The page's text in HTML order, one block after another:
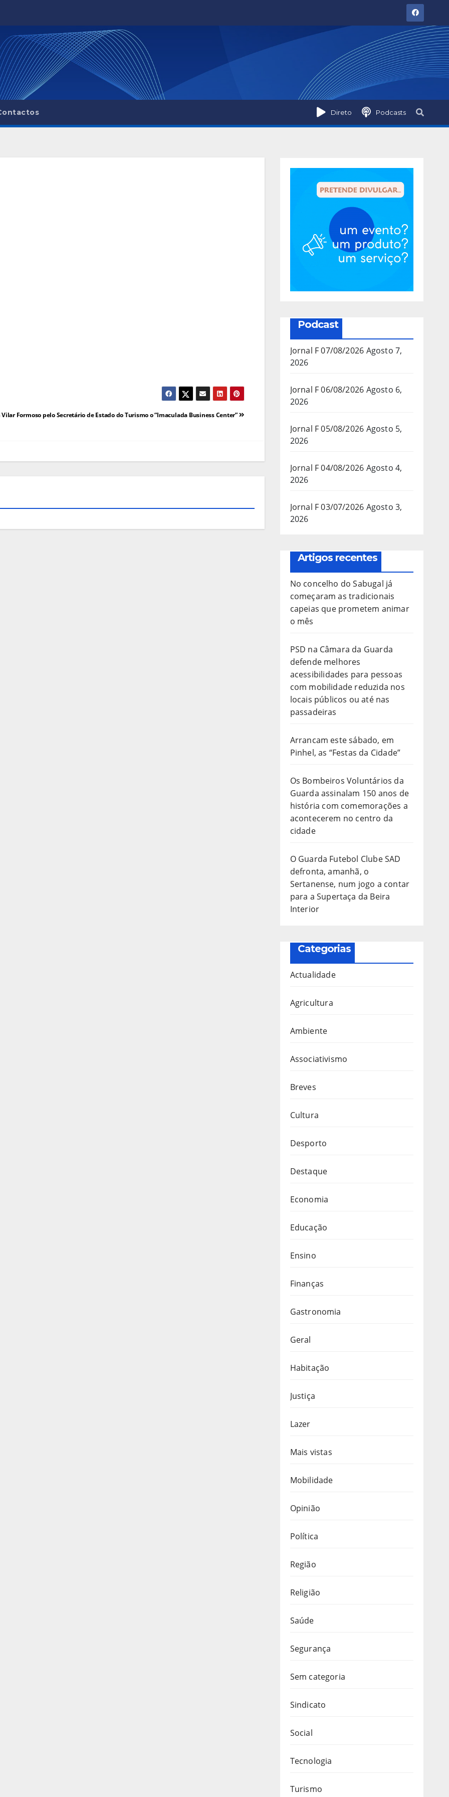
Direto Podcasts
Formoso pelo Secretário de Estado do Turismo o “Imaculada Business Center”
Podcast
Jornal F 07/08/2026 Agosto 7,
2026
Jornal F 06/08/2026 Agosto 6,
2026
Jornal F 05/08/2026 Agosto 5,
2026
Jornal F 04/08/2026 Agosto 4,
2026
Jornal F 03/07/2026 Agosto 3,
2026
Artigos recentes
No concelho do Sabugal já
começaram as tradicionais
capeias que prometem animar
o mês
PSD na Câmara da Guarda
defende melhores
acessibilidades para pessoas
com mobilidade reduzida nos
locais públicos ou até nas
passadeiras
Arrancam este sábado, em
Pinhel, as “Festas da Cidade”
Os Bombeiros Voluntários da
Guarda assinalam 150 anos de
história com comemorações a
acontecerem no centro da
cidade
O Guarda Futebol Clube SAD
defronta, amanhã, o
Sertanense, num jogo a contar
para a Supertaça da Beira
Interior
Categorias
Actualidade
Agricultura
Ambiente
Associativismo
Breves
Cultura
Desporto
Destaque
Economia
Educação
Ensino
Finanças
Gastronomia
Geral
Habitação
Justiça
Lazer
Mais vistas
Mobilidade
Opinião
Política
Região
Religião
Saúde
Segurança
Sem categoria
Sindicato
Social
Tecnologia
Turismo